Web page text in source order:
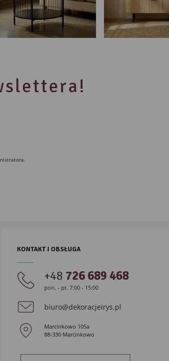
KONTAKT I OBSŁUGA
+48 726 689 468
pon. - pt. 7:00 - 15:00
biuro@dekoracjeirys.pl
Marcinkowo 105a
88-330 Marcinkowo